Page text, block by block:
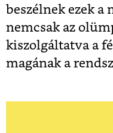
beszélnek ezek a
nemcsak az
kiszolgáltatva a
magának a